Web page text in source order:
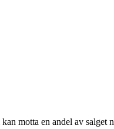
motta en andel av salget